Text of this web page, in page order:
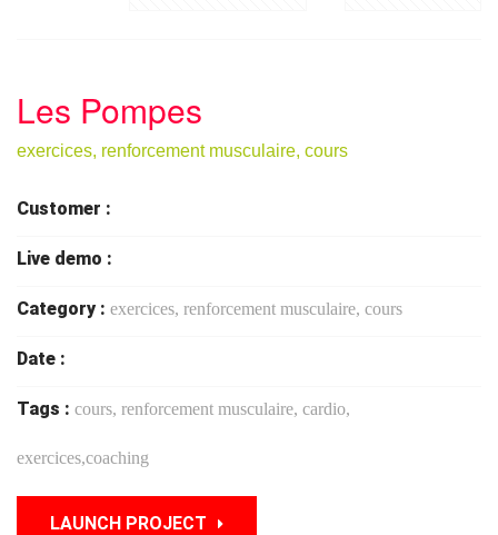
Les Pompes
exercices, renforcement musculaire, cours
Customer :
Live demo :
Category : exercices, renforcement musculaire, cours
Date :
Tags : cours, renforcement musculaire, cardio,
exercices,coaching
LAUNCH PROJECT